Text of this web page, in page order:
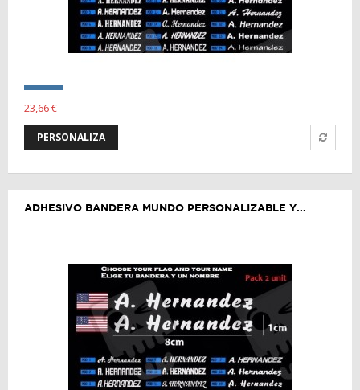
23,66 €
PERSONALIZA
ADHESIVO BANDERA MUNDO PERSONALIZABLE Y...